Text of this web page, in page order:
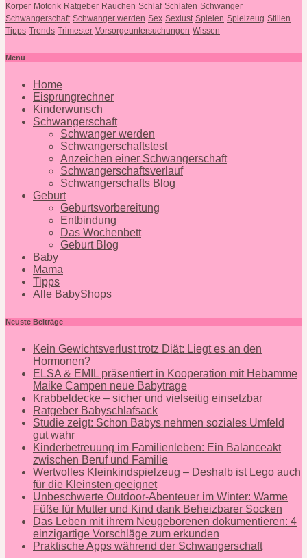
Körper Motorik Ratgeber Rauchen Schlaf Schlafen Schwanger
Schwangerschaft Schwanger werden Sex Sexlust Spielen Spielzeug Stillen
Tipps Trends Trimester Vorsorgeuntersuchungen Wissen
Menü
Home
Eisprungrechner
Kinderwunsch
Schwangerschaft
Schwanger werden
Schwangerschaftstest
Anzeichen einer Schwangerschaft
Schwangerschaftsverlauf
Schwangerschafts Blog
Geburt
Geburtsvorbereitung
Entbindung
Das Wochenbett
Geburt Blog
Baby
Mama
Tipps
Alle BabyShops
Neuste Beiträge
Kein Gewichtsverlust trotz Diät: Liegt es an den
Hormonen?
ELSA & EMIL präsentiert in Kooperation mit Hebamme
Maike Campen neue Babytrage
Krabbeldecke – sicher und vielseitig einsetzbar
Ratgeber Babyschlafsack
Studie zeigt: Schon Babys nehmen soziales Umfeld
gut wahr
Kinderbetreuung im Familienleben: Ein Balanceakt
zwischen Beruf und Familie
Wertvolles Kleinkindspielzeug – Deshalb ist Lego auch
für die Kleinsten geeignet
Unbeschwerte Outdoor-Abenteuer im Winter: Warme
Füße für Mutter und Kind dank Beheizbarer Socken
Das Leben mit ihrem Neugeborenen dokumentieren: 4
einzigartige Vorschläge zum erkunden
Praktische Apps während der Schwangerschaft